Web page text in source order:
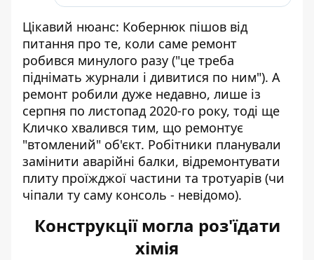
Цікавий нюанс: Кобернюк пішов від
питання про те, коли саме ремонт
робився минулого разу ("це треба
піднімать журнали і дивитися по ним"). А
ремонт робили дуже недавно, лише із
серпня по листопад 2020-го року, тоді ще
Кличко хвалився тим, що ремонтує
"втомлений" об'єкт. Робітники планували
замінити аварійні балки, відремонтувати
плиту проїжджої частини та тротуарів (чи
чіпали ту саму консоль - невідомо).
Конструкції могла роз'їдати
хімія